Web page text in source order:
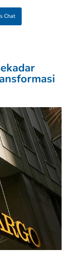
Chat